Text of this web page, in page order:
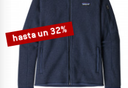
hasta un 32%